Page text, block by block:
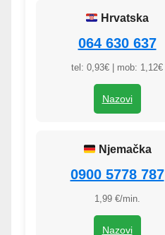
Hrvatska
064 630 637
tel: 0,93€ | mob: 1,12€
Nazovi
Njemačka
0900 5778 787
1,99 €/min.
Nazovi